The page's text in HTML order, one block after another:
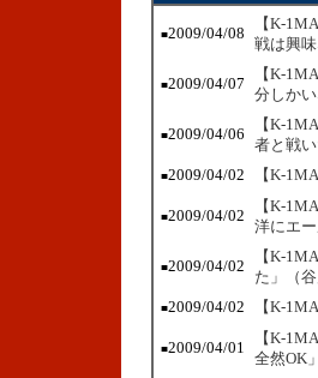
■2009/04/08
【K-
戦は興
■2009/04/07
【K-
分しか
■2009/04/06
【K-
者と戦
■2009/04/02 【K-
■2009/04/02
【K-
洋にエ
■2009/04/02
【K-
た」（
■2009/04/02 【K-
■2009/04/01
【K-
全然OK